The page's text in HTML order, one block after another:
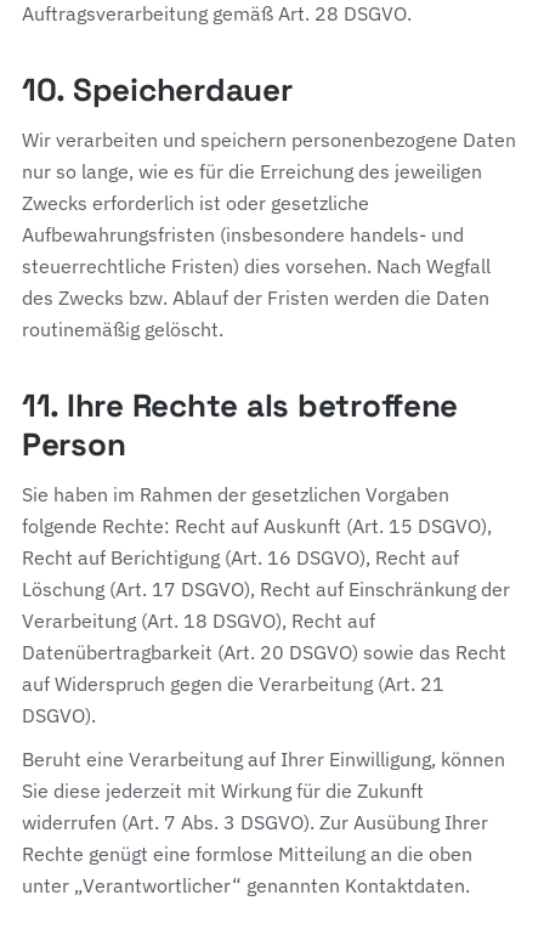
Auftragsverarbeitung gemäß Art. 28 DSGVO.
10. Speicherdauer
Wir verarbeiten und speichern personenbezogene Daten
nur so lange, wie es für die Erreichung des jeweiligen
Zwecks erforderlich ist oder gesetzliche
Aufbewahrungsfristen (insbesondere handels- und
steuerrechtliche Fristen) dies vorsehen. Nach Wegfall
des Zwecks bzw. Ablauf der Fristen werden die Daten
routinemäßig gelöscht.
11. Ihre Rechte als betroffene
Person
Sie haben im Rahmen der gesetzlichen Vorgaben
folgende Rechte: Recht auf Auskunft (Art. 15 DSGVO),
Recht auf Berichtigung (Art. 16 DSGVO), Recht auf
Löschung (Art. 17 DSGVO), Recht auf Einschränkung der
Verarbeitung (Art. 18 DSGVO), Recht auf
Datenübertragbarkeit (Art. 20 DSGVO) sowie das Recht
auf Widerspruch gegen die Verarbeitung (Art. 21
DSGVO).
Beruht eine Verarbeitung auf Ihrer Einwilligung, können
Sie diese jederzeit mit Wirkung für die Zukunft
widerrufen (Art. 7 Abs. 3 DSGVO). Zur Ausübung Ihrer
Rechte genügt eine formlose Mitteilung an die oben
unter „Verantwortlicher“ genannten Kontaktdaten.